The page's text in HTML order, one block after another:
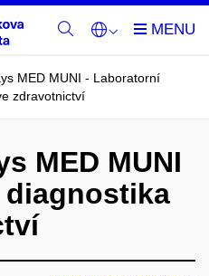
MED MUNI - Laboratorní
zdravotnictví
MED MUNI